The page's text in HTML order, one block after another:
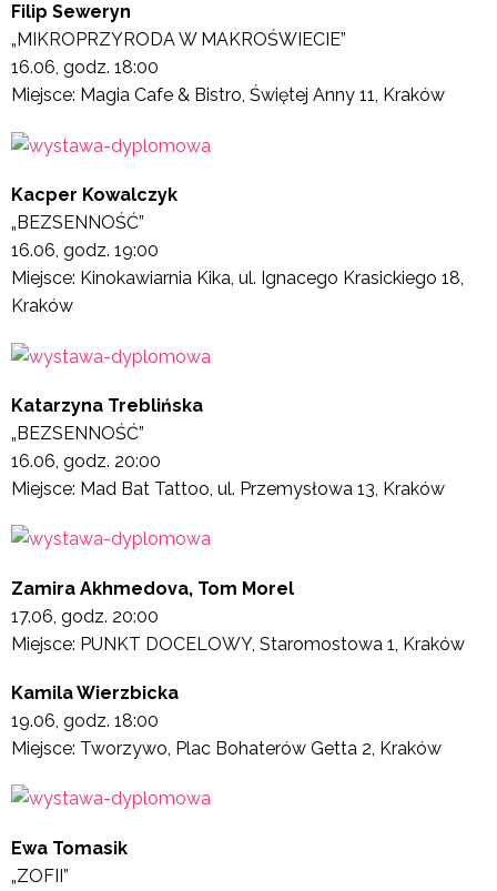
Filip Seweryn
„MIKROPRZYRODA W MAKROŚWIECIE”
16.06, godz. 18:00
Miejsce: Magia Cafe & Bistro, Świętej Anny 11, Kraków
Kacper Kowalczyk
„BEZSENNOŚĆ”
16.06, godz. 19:00
Miejsce: Kinokawiarnia Kika, ul. Ignacego Krasickiego 18,
Kraków
Katarzyna Treblińska
„BEZSENNOŚĆ”
16.06, godz. 20:00
Miejsce: Mad Bat Tattoo, ul. Przemysłowa 13, Kraków
Zamira Akhmedova, Tom Morel
17.06, godz. 20:00
Miejsce: PUNKT DOCELOWY, Staromostowa 1, Kraków
Kamila Wierzbicka
19.06, godz. 18:00
Miejsce: Tworzywo, Plac Bohaterów Getta 2, Kraków
Ewa Tomasik
„ZOFII”